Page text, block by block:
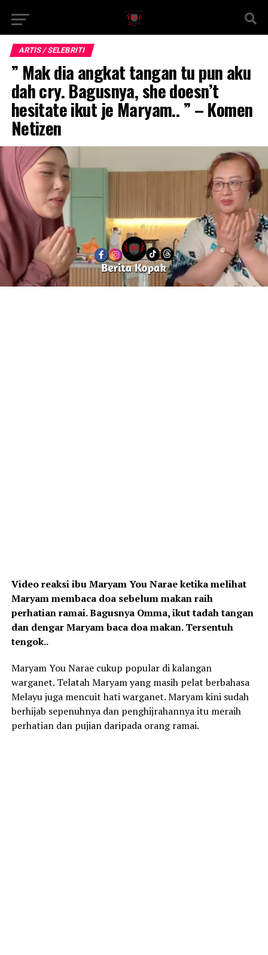
ARTIS / SELEBRITI
” Mak dia angkat tangan tu pun aku
dah cry. Bagusnya, she doesn’t
hesitate ikut je Maryam.. ” – Komen
Netizen
Video reaksi ibu Maryam You Narae ketika melihat
Maryam membaca doa sebelum makan raih
perhatian ramai. Bagusnya Omma, ikut tadah tangan
dan dengar Maryam baca doa makan. Tersentuh
tengok..
Maryam You Narae cukup popular di kalangan
warganet. Telatah Maryam yang masih pelat berbahasa
Melayu juga mencuit hati warganet. Maryam kini sudah
berhijab sepenuhnya dan penghijrahannya itu meraih
perhatian dan pujian daripada orang ramai.